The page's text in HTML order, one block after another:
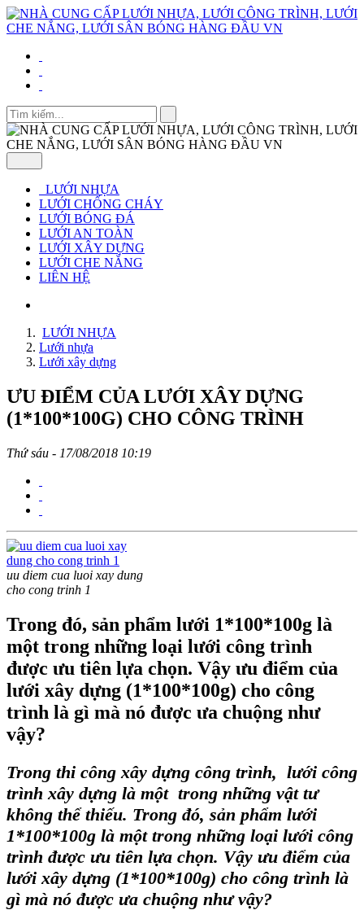
LƯỚI NHỰA
LƯỚI CHỐNG CHÁY
LƯỚI BÓNG ĐÁ
LƯỚI AN TOÀN
LƯỚI XÂY DỰNG
LƯỚI CHE NẮNG
LIÊN HỆ
LƯỚI NHỰA
Lưới nhựa
Lưới xây dựng
ƯU ĐIỂM CỦA LƯỚI XÂY DỰNG
(1*100*100G) CHO CÔNG TRÌNH
Thứ sáu - 17/08/2018 10:19
uu diem cua luoi xay dung
cho cong trinh 1
Trong đó, sản phẩm lưới 1*100*100g là
một trong những loại lưới công trình
được ưu tiên lựa chọn. Vậy ưu điểm của
lưới xây dựng (1*100*100g) cho công
trình là gì mà nó được ưa chuộng như
vậy?
Trong thi công xây dựng công trình, lưới công
trình xây dựng là một trong những vật tư
không thể thiếu. Trong đó, sản phẩm lưới
1*100*100g là một trong những loại lưới công
trình được ưu tiên lựa chọn. Vậy ưu điểm của
lưới xây dựng (1*100*100g) cho công trình là
gì mà nó được ưa chuộng như vậy?